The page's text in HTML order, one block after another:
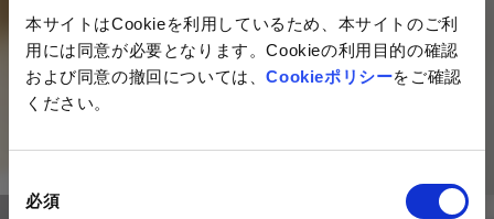
本サイトはCookieを利用しているため、本サイトのご利
用には同意が必要となります。Cookieの利用目的の確認
および同意の撤回については、Cookieポリシーをご確認
ください。
必須
ネットイヤーグループの最新情報を
毎月お届けするメールマガジン